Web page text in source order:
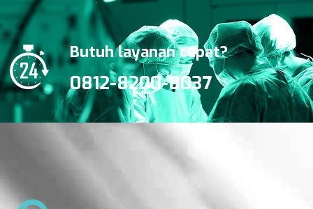
Butuh layanan cepat?
0812-8200-8037